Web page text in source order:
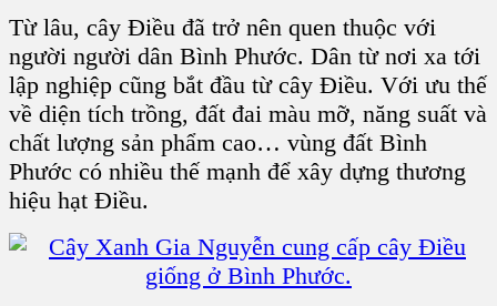
Từ lâu, cây Điều đã trở nên quen thuộc với
người người dân Bình Phước. Dân từ nơi xa tới
lập nghiệp cũng bắt đầu từ cây Điều. Với ưu thế
về diện tích trồng, đất đai màu mỡ, năng suất và
chất lượng sản phẩm cao… vùng đất Bình
Phước có nhiều thế mạnh để xây dựng thương
hiệu hạt Điều.